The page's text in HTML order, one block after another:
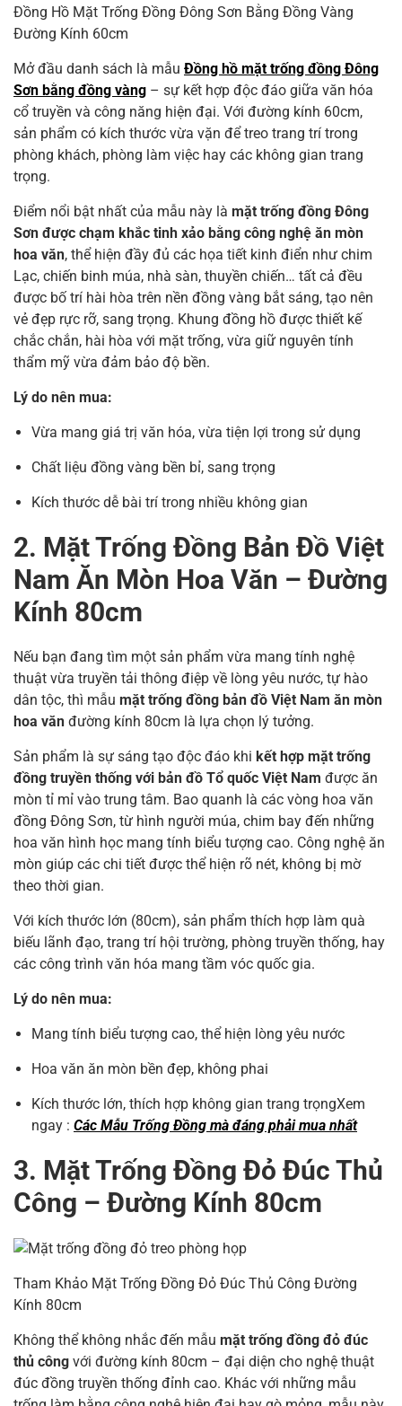
Đồng Hồ Mặt Trống Đồng Đông Sơn Bằng Đồng Vàng
Đường Kính 60cm
Mở đầu danh sách là mẫu Đồng hồ mặt trống đồng Đông
Sơn bằng đồng vàng – sự kết hợp độc đáo giữa văn hóa
cổ truyền và công năng hiện đại. Với đường kính 60cm,
sản phẩm có kích thước vừa vặn để treo trang trí trong
phòng khách, phòng làm việc hay các không gian trang
trọng.
Điểm nổi bật nhất của mẫu này là mặt trống đồng Đông
Sơn được chạm khắc tinh xảo bằng công nghệ ăn mòn
hoa văn, thể hiện đầy đủ các họa tiết kinh điển như chim
Lạc, chiến binh múa, nhà sàn, thuyền chiến… tất cả đều
được bố trí hài hòa trên nền đồng vàng bắt sáng, tạo nên
vẻ đẹp rực rỡ, sang trọng. Khung đồng hồ được thiết kế
chắc chắn, hài hòa với mặt trống, vừa giữ nguyên tính
thẩm mỹ vừa đảm bảo độ bền.
Lý do nên mua:
Vừa mang giá trị văn hóa, vừa tiện lợi trong sử dụng
Chất liệu đồng vàng bền bỉ, sang trọng
Kích thước dễ bài trí trong nhiều không gian
2. Mặt Trống Đồng Bản Đồ Việt
Nam Ăn Mòn Hoa Văn – Đường
Kính 80cm
Nếu bạn đang tìm một sản phẩm vừa mang tính nghệ
thuật vừa truyền tải thông điệp về lòng yêu nước, tự hào
dân tộc, thì mẫu mặt trống đồng bản đồ Việt Nam ăn mòn
hoa văn đường kính 80cm là lựa chọn lý tưởng.
Sản phẩm là sự sáng tạo độc đáo khi kết hợp mặt trống
đồng truyền thống với bản đồ Tổ quốc Việt Nam được ăn
mòn tỉ mỉ vào trung tâm. Bao quanh là các vòng hoa văn
đồng Đông Sơn, từ hình người múa, chim bay đến những
hoa văn hình học mang tính biểu tượng cao. Công nghệ ăn
mòn giúp các chi tiết được thể hiện rõ nét, không bị mờ
theo thời gian.
Với kích thước lớn (80cm), sản phẩm thích hợp làm quà
biếu lãnh đạo, trang trí hội trường, phòng truyền thống, hay
các công trình văn hóa mang tầm vóc quốc gia.
Lý do nên mua:
Mang tính biểu tượng cao, thể hiện lòng yêu nước
Hoa văn ăn mòn bền đẹp, không phai
Kích thước lớn, thích hợp không gian trang trọngXem
ngay : Các Mẫu Trống Đồng mà đáng phải mua nhất
3. Mặt Trống Đồng Đỏ Đúc Thủ
Công – Đường Kính 80cm
Tham Khảo Mặt Trống Đồng Đỏ Đúc Thủ Công Đường
Kính 80cm
Không thể không nhắc đến mẫu mặt trống đồng đỏ đúc
thủ công với đường kính 80cm – đại diện cho nghệ thuật
đúc đồng truyền thống đỉnh cao. Khác với những mẫu